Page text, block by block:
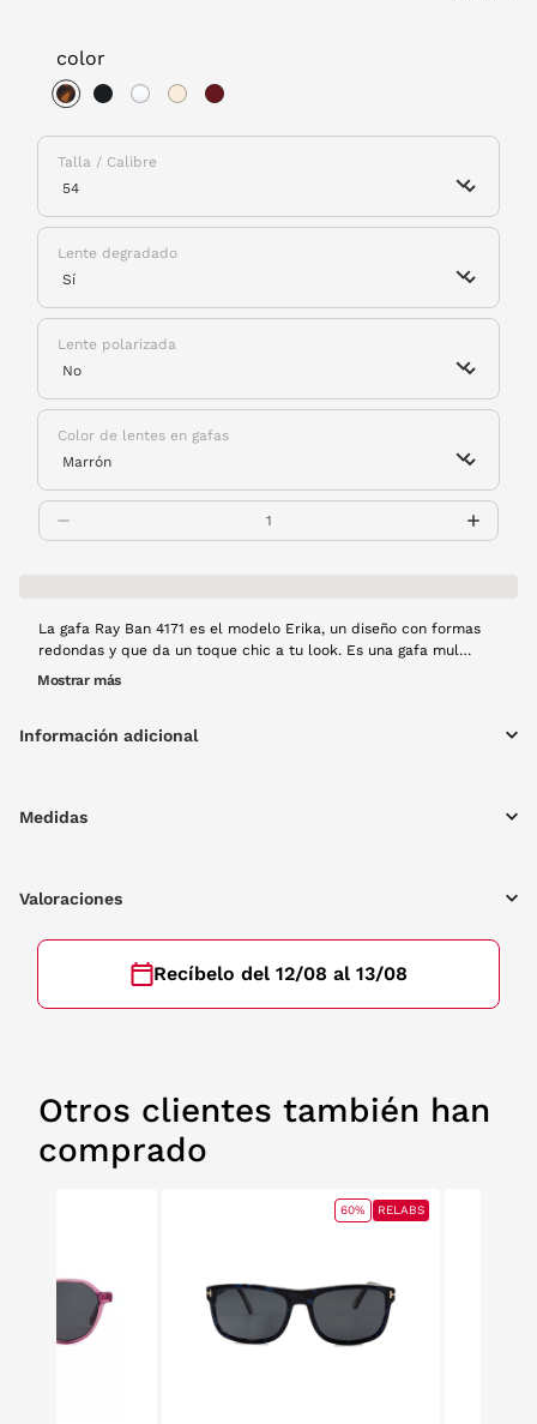
color
Talla / Calibre
Lente degradado
Lente polarizada
Color de lentes en gafas
La gafa Ray Ban 4171 es el modelo Erika, un diseño con formas
redondas y que da un toque chic a tu look. Es una gafa mul
ligera, que cuenta con varillas metálicas y muy finas. El frente
Mostrar más
Información adicional
Medidas
Valoraciones
Recíbelo del 12/08 al 13/08
Otros clientes también han
comprado
60% RELABS